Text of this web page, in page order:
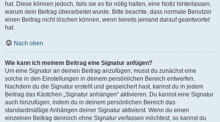
hat. Diese können jedoch, falls sie es für nötig halten, eine Notiz hinterlassen,
warum dein Beitrag überarbeitet wurde. Bitte beachte, dass normale Benutzer
einen Beitrag nicht löschen können, wenn bereits jemand darauf geantwortet
hat.
Nach oben
Wie kann ich meinem Beitrag eine Signatur anfügen?
Um eine Signatur an deinen Beitrag anzufügen, musst du zunächst eine
solche in den Einstellungen in deinem persönlichen Bereich entwerfen.
Nachdem du die Signatur erstellt und gespeichert hast, kannst du in jedem
Beitrag das Kästchen „Signatur anhängen“ aktivieren. Du kannst eine Signatur
auch hinzufügen, indem du in deinem persönlichen Bereich das
standardmäßige Anhängen deiner Signatur aktivierst. Wenn du einen
einzelnen Beitrag dennoch ohne Signatur verfassen möchtest, so kannst du